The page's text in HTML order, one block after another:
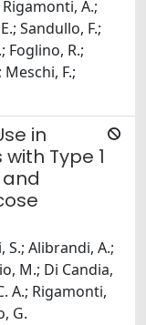
A.;
Sandullo, F.;
Foglino, R.;
F.;
in
Type 1
S.; Alibrandi, A.;
M.; Di Candia,
A.; Rigamonti,
G.